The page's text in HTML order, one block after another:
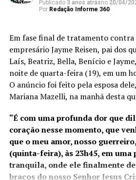
recintos
Espírito Santo e
novos projetos
em execução,
da Imetame, com
início de
2025. No ano
portos capixabas
movimentaram
bilhões em
Publicado 3 anos atrásno 20/04/
Por Redação Informe 360
Em fase final de tratamento contra
empresário Jayme Reisen, pai dos
Laís, Beatriz, Bella, Benício e
noite de quarta-feira (19), em um
O anúncio foi feito pela esposa
Mariana Mazelli, na manhã desta
“É com uma profunda dor que
coração nesse momento, que
que o meu amor, nosso
(quinta-feira), às 23h45, em uma
tranquila, onde ele finalmente
braços do nosso Senhor Jesus